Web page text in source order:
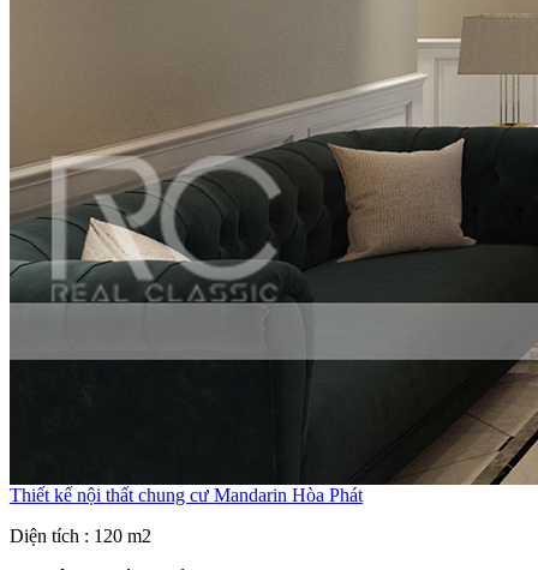
Thiết kế nội thất chung cư Mandarin Hòa Phát
Diện tích : 120 m2